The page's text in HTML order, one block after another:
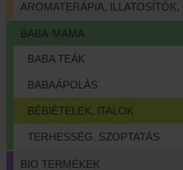
AROMATERÁPIA, ILLATOSÍTÓK,
BABA-MAMA
BABA TEÁK
BABAÁPOLÁS
BÉBIÉTELEK, ITALOK
TERHESSÉG, SZOPTATÁS
BIO TERMÉKEK